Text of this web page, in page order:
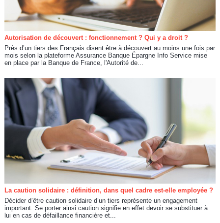
Autorisation de découvert : fonctionnement ? Qui y a droit ?
Près d’un tiers des Français disent être à découvert au moins une fois par
mois selon la plateforme Assurance Banque Épargne Info Service mise
en place par la Banque de France, l'Autorité de...
La caution solidaire : définition, dans quel cadre est-elle employée ?
Décider d’être caution solidaire d’un tiers représente un engagement
important. Se porter ainsi caution signifie en effet devoir se substituer à
lui en cas de défaillance financière et...